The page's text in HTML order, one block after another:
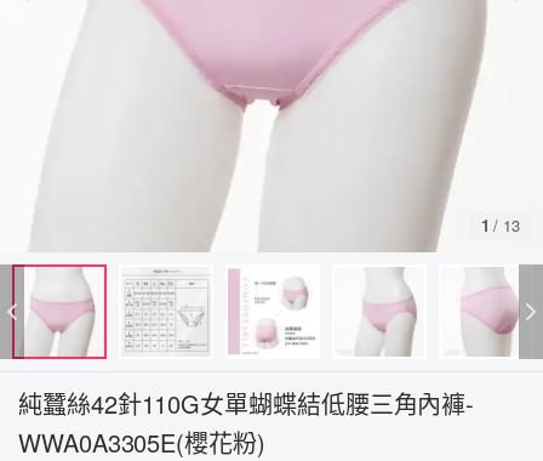
1 / 13
純蠶絲42針110G女單蝴蝶結低腰三角內褲-
WWA0A3305E(櫻花粉)